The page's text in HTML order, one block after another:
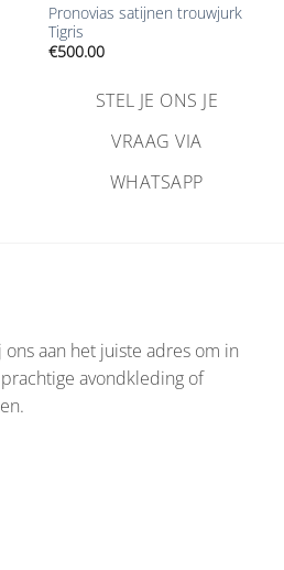
Pronovias satijnen trouwjurk
Tigris
€500.00
STEL JE ONS JE
VRAAG VIA
WHATSAPP
aan het juiste adres om in
avondkleding of